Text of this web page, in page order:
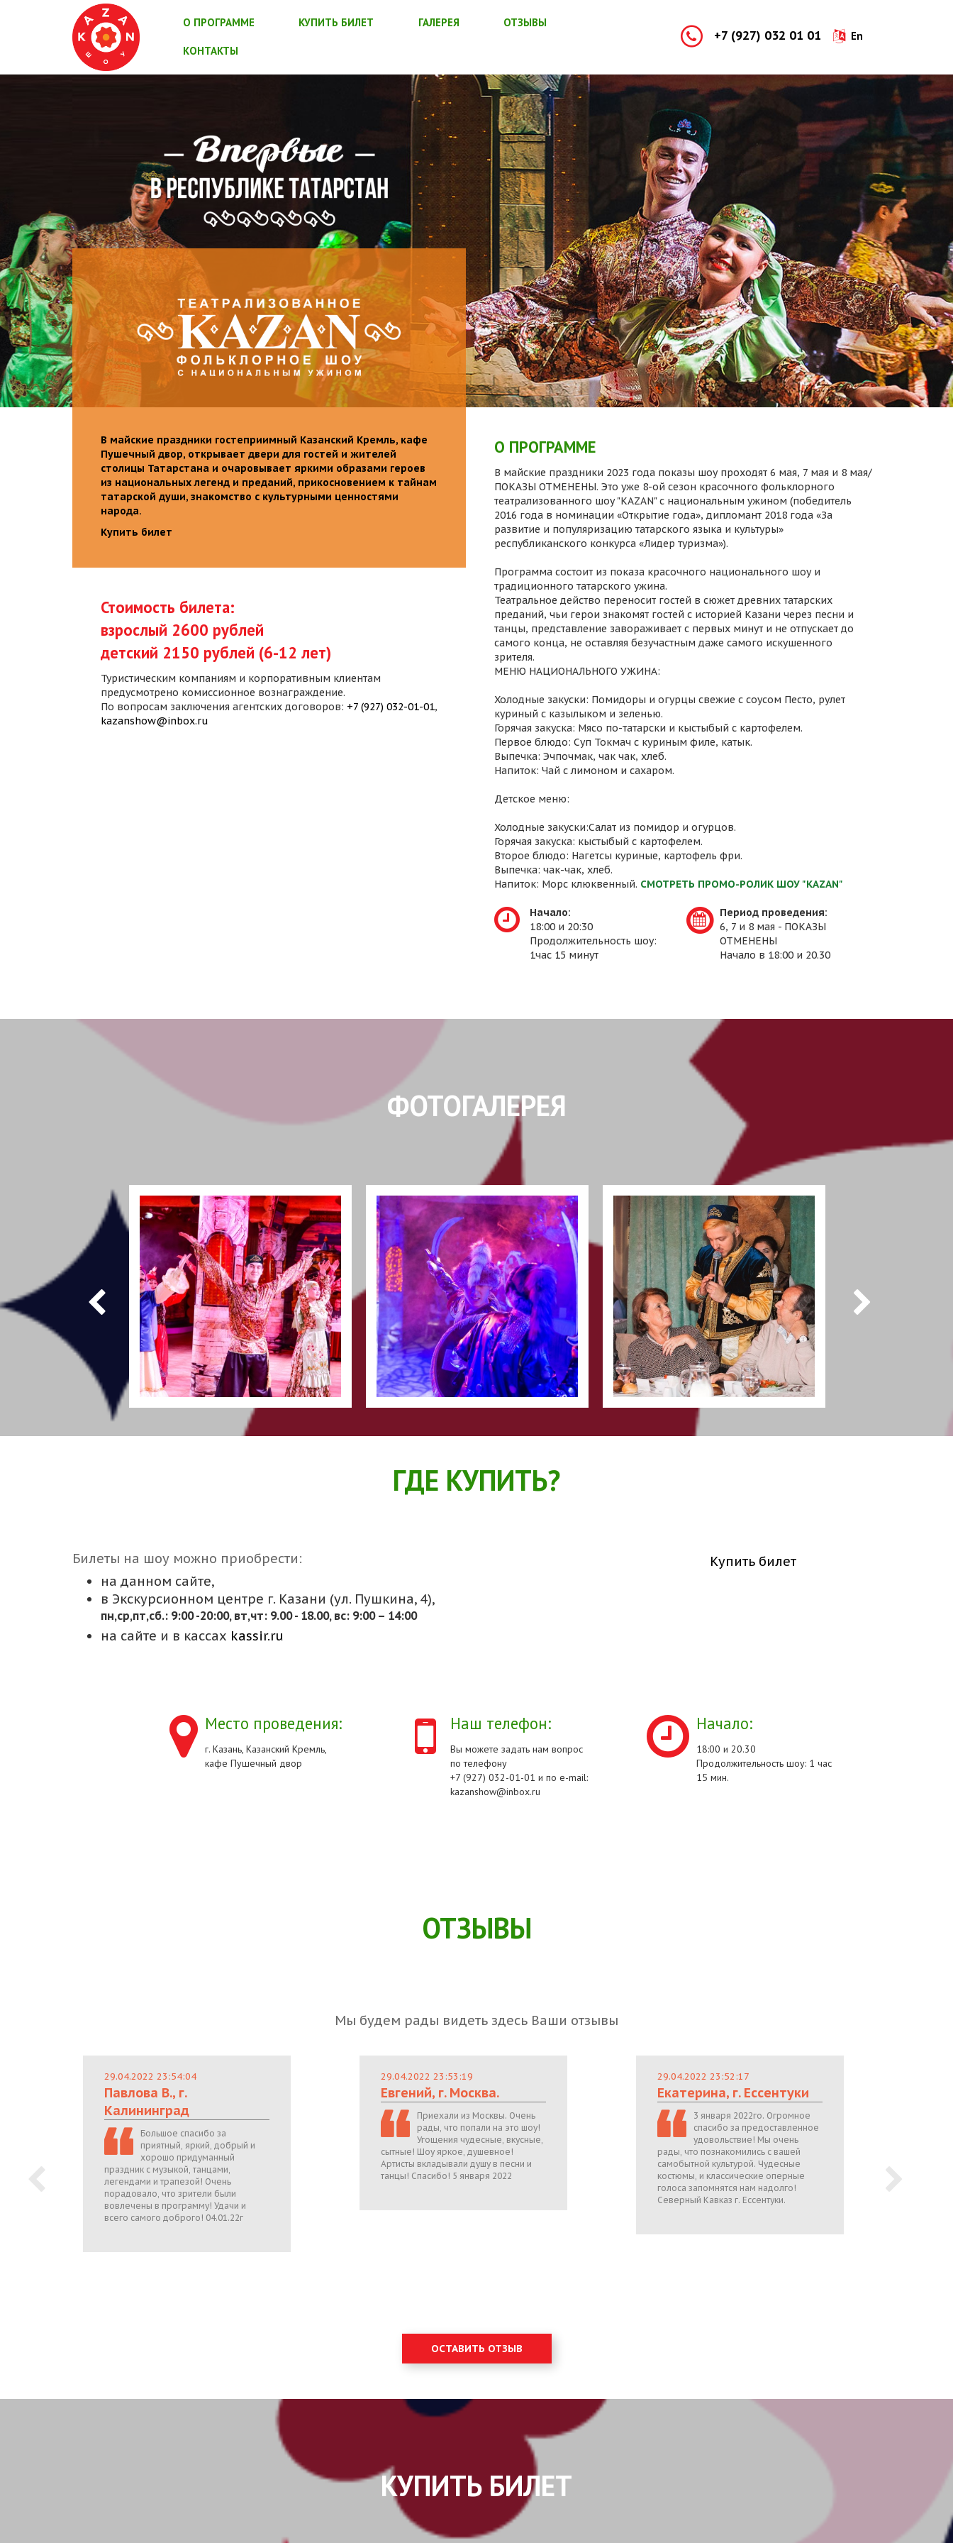
О ПРОГРАММЕ КУПИТЬ БИЛЕТ ГАЛЕРЕЯ ОТЗЫВЫ
КОНТАКТЫ
+7 (927) 032 01 01 En
В майские праздники гостеприимный Казанский Кремль, кафе
Пушечный двор, открывает двери для гостей и жителей
столицы Татарстана и очаровывает яркими образами героев
из национальных легенд и преданий, прикосновением к тайнам
татарской души, знакомство с культурными ценностями
народа.
Купить билет
Стоимость билета:
взрослый 2600 рублей
детский 2150 рублей (6-12 лет)
Туристическим компаниям и корпоративным клиентам
предусмотрено комиссионное вознаграждение.
По вопросам заключения агентских договоров: +7 (927) 032-01-01,
kazanshow@inbox.ru
О ПРОГРАММЕ
В майские праздники 2023 года показы шоу проходят 6 мая, 7 мая и 8 мая/
ПОКАЗЫ ОТМЕНЕНЫ. Это уже 8-ой сезон красочного фольклорного
театрализованного шоу "KAZAN" с национальным ужином (победитель
2016 года в номинации «Открытие года», дипломант 2018 года «За
развитие и популяризацию татарского языка и культуры»
республиканского конкурса «Лидер туризма»).
Программа состоит из показа красочного национального шоу и
традиционного татарского ужина.
Театральное действо переносит гостей в сюжет древних татарских
преданий, чьи герои знакомят гостей с историей Казани через песни и
танцы, представление завораживает с первых минут и не отпускает до
самого конца, не оставляя безучастным даже самого искушенного
зрителя.
МЕНЮ НАЦИОНАЛЬНОГО УЖИНА:
Холодные закуски: Помидоры и огурцы свежие с соусом Песто, рулет
куриный с казылыком и зеленью.
Горячая закуска: Мясо по-татарски и кыстыбый с картофелем.
Первое блюдо: Суп Токмач с куриным филе, катык.
Выпечка: Эчпочмак, чак чак, хлеб.
Напиток: Чай с лимоном и сахаром.
Детское меню:
Холодные закуски:Салат из помидор и огурцов.
Горячая закуска: кыстыбый с картофелем.
Второе блюдо: Нагетсы куриные, картофель фри.
Выпечка: чак-чак, хлеб.
Напиток: Морс клюквенный. СМОТРЕТЬ ПРОМО-РОЛИК ШОУ "KAZAN"
Начало:
18:00 и 20:30
Продолжительность шоу:
1час 15 минут
Период проведения:
6, 7 и 8 мая - ПОКАЗЫ
ОТМЕНЕНЫ
Начало в 18:00 и 20.30
ФОТОГАЛЕРЕЯ
ГДЕ КУПИТЬ?
Билеты на шоу можно приобрести:
на данном сайте,
в Экскурсионном центре г. Казани (ул. Пушкина, 4),
пн,cр,пт,сб.: 9:00 -20:00, вт,чт: 9.00 - 18.00, вс: 9:00 – 14:00
на сайте и в кассах kassir.ru
Купить билет
Место проведения:
г. Казань, Казанский Кремль,
кафе Пушечный двор
Наш телефон:
Вы можете задать нам вопрос
по телефону
+7 (927) 032-01-01 и по e-mail:
kazanshow@inbox.ru
Начало:
18:00 и 20.30
Продолжительность шоу: 1 час
15 мин.
ОТЗЫВЫ
Мы будем рады видеть здесь Ваши отзывы
29.04.2022 23:54:04
Павлова В., г.
Калининград
Большое спасибо за
приятный, яркий, добрый и
хорошо придуманный
праздник с музыкой, танцами,
легендами и трапезой! Очень
порадовало, что зрители были
вовлечены в программу! Удачи и
всего самого доброго! 04.01.22г
29.04.2022 23:53:19
Евгений, г. Москва.
Приехали из Москвы. Очень
рады, что попали на это шоу!
Угощения чудесные, вкусные,
сытные! Шоу яркое, душевное!
Артисты вкладывали душу в песни и
танцы! Спасибо! 5 января 2022
29.04.2022 23:52:17
Екатерина, г. Ессентуки
3 января 2022го. Огромное
спасибо за предоставленное
удовольствие! Мы очень
рады, что познакомились с вашей
самобытной культурой. Чудесные
костюмы, и классические оперные
голоса запомнятся нам надолго!
Северный Кавказ г. Ессентуки.
ОСТАВИТЬ ОТЗЫВ
КУПИТЬ БИЛЕТ